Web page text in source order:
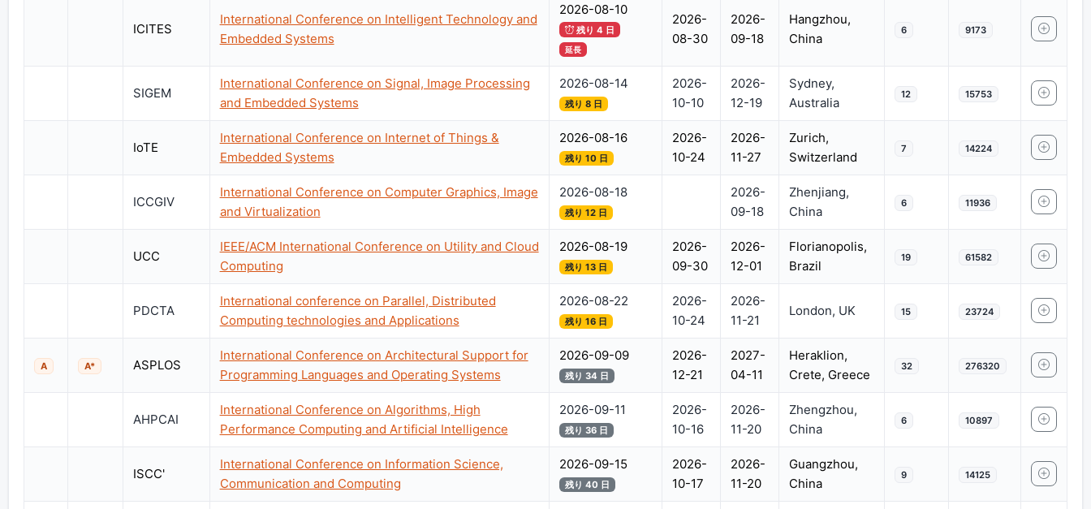
ICITES
International Conference on Intelligent Technology and
Embedded Systems
2026-08-10
残り 4 日
延長
2026-
08-30
2026-
09-18
Hangzhou,
China
6 9173
SIGEM
International Conference on Signal, Image Processing
and Embedded Systems
2026-08-14
残り 8 日
2026-
10-10
2026-
12-19
Sydney,
Australia
12 15753
IoTE
International Conference on Internet of Things &
Embedded Systems
2026-08-16
残り 10 日
2026-
10-24
2026-
11-27
Zurich,
Switzerland
7 14224
ICCGIV
International Conference on Computer Graphics, Image
and Virtualization
2026-08-18
残り 12 日
2026-
09-18
Zhenjiang,
China
6 11936
UCC
IEEE/ACM International Conference on Utility and Cloud
Computing
2026-08-19
残り 13 日
2026-
09-30
2026-
12-01
Florianopolis,
Brazil
19 61582
PDCTA
International conference on Parallel, Distributed
Computing technologies and Applications
2026-08-22
残り 16 日
2026-
10-24
2026-
11-21
London, UK 15 23724
A A* ASPLOS
International Conference on Architectural Support for
Programming Languages and Operating Systems
2026-09-09
残り 34 日
2026-
12-21
2027-
04-11
Heraklion,
Crete, Greece
32 276320
AHPCAI
International Conference on Algorithms, High
Performance Computing and Artificial Intelligence
2026-09-11
残り 36 日
2026-
10-16
2026-
11-20
Zhengzhou,
China
6 10897
ISCC'
International Conference on Information Science,
Communication and Computing
2026-09-15
残り 40 日
2026-
10-17
2026-
11-20
Guangzhou,
China
9 14125